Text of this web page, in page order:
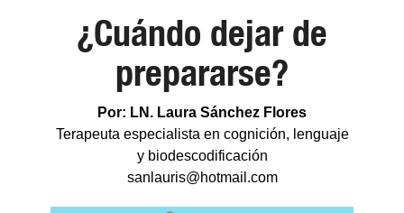
¿Cuándo dejar de
prepararse?
Por: LN. Laura Sánchez Flores
Terapeuta especialista en cognición, lenguaje
y biodescodificación
sanlauris@hotmail.com